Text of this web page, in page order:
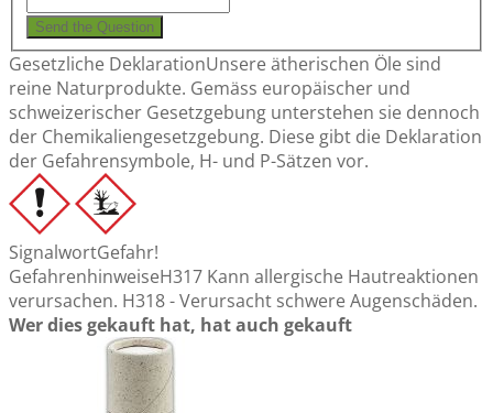
Send the Question
Gesetzliche DeklarationUnsere ätherischen Öle sind
reine Naturprodukte. Gemäss europäischer und
schweizerischer Gesetzgebung unterstehen sie dennoch
der Chemikaliengesetzgebung. Diese gibt die Deklaration
der Gefahrensymbole, H- und P-Sätzen vor.
SignalwortGefahr!
GefahrenhinweiseH317 Kann allergische Hautreaktionen
verursachen. H318 - Verursacht schwere Augenschäden.
Wer dies gekauft hat, hat auch gekauft